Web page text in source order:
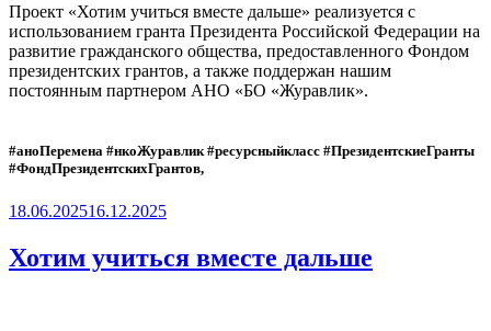
Проект «Хотим учиться вместе дальше» реализуется с
использованием гранта Президента Российской Федерации на
развитие гражданского общества, предоставленного Фондом
президентских грантов, а также поддержан нашим
постоянным партнером АНО «БО «Журавлик».
#аноПеремена #нкоЖуравлик #ресурсныйкласс #ПрезидентскиеГранты
#ФондПрезидентскихГрантов,
Опубликовано
18.06.202516.12.2025
Хотим учиться вместе дальше